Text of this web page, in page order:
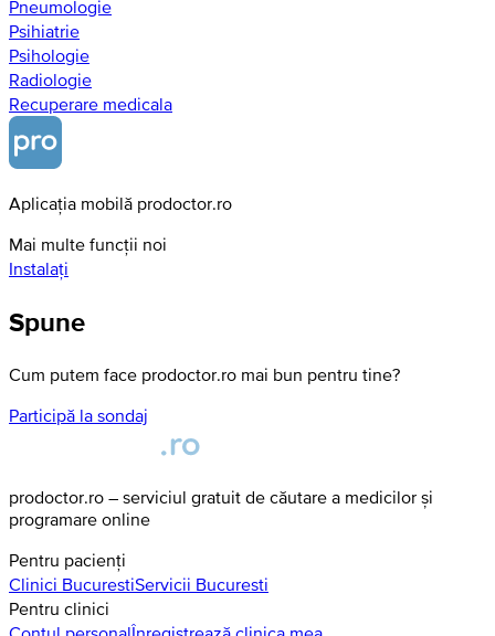
Pneumologie
Psihiatrie
Psihologie
Radiologie
Recuperare medicala
Aplicația mobilă prodoctor.ro
Mai multe funcții noi
Instalați
Spune
Cum putem face prodoctor.ro mai bun pentru tine?
Participă la sondaj
prodoctor.ro – serviciul gratuit de căutare a medicilor și
programare online
Pentru pacienți
Clinici BucurestiServicii Bucuresti
Pentru clinici